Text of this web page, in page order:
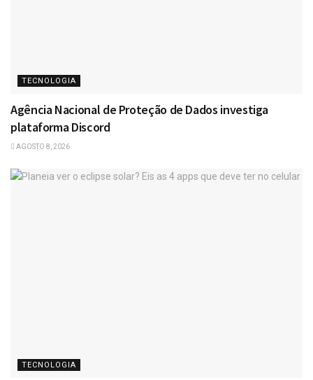
TECNOLOGIA
Agência Nacional de Proteção de Dados investiga
plataforma Discord
AGOSTO 8, 2026
TECNOLOGIA